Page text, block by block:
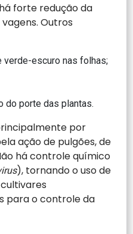
forte redução da
Outros
verde-escuro nas folhas;
do porte das plantas.
por
ação de pulgões, de
há controle químico
), tornando o uso de
para o controle da